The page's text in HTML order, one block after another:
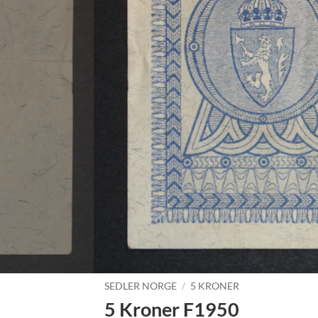
SEDLER NORGE / 5 KRONER
5 Kroner F1950